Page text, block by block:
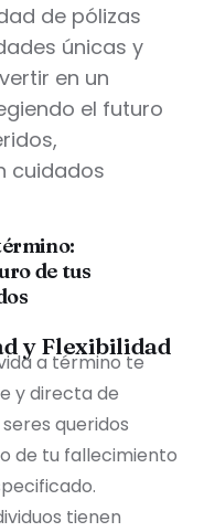
de pólizas
únicas y
en un
el futuro
cuidados
de tus
y Flexibilidad
a término te
y directa de
queridos
de tu fallecimiento
tienen